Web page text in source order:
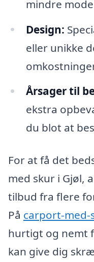
mindre
Design:
eller unikke
Årsager til
ekstra
du blot at
For at få det
med skur i Gjøl,
tilbud fra flere
På carport-med-
hurtigt og nemt
kan give dig